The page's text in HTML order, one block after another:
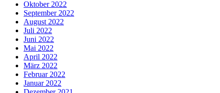
Oktober 2022
September 2022
August 2022
Juli 2022
Juni 2022
Mai 2022
April 2022
März 2022
Februar 2022
Januar 2022